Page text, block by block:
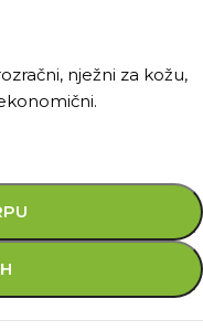
nježni za kožu,